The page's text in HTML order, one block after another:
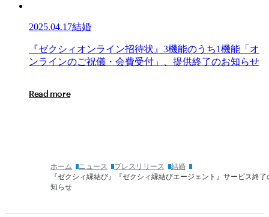
知
ら
せ
ル
商
品
提
了
ィ
2025.04.17結婚
『ゼ
ク
オ
『ゼク シ ィ オンライ ン招待状 』 3機能のう ち1機能 「 オ
ンライ ンのご祝儀 ・ 会費受付 」 提供終了のお知らせ
Read more
ホーム ニュース プレスリリース
結婚
『ゼクシィ縁結び』『ゼクシィ縁結びエージェント』サービス終了
知らせ